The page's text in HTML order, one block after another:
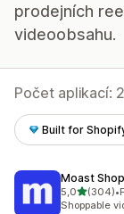
prodejních
videoobsahu.
Počet aplikací:
Built for
Moast
5,0z 5 hvězd
(304)
Celkový •
Shoppable